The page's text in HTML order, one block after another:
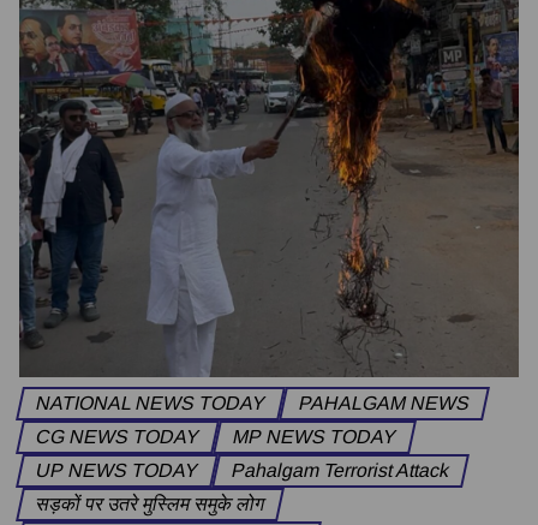
NATIONAL NEWS TODAY
PAHALGAM NEWS
CG NEWS TODAY
MP NEWS TODAY
UP NEWS TODAY
Pahalgam Terrorist Attack
सड़कों पर उतरे मुस्लिम समुके लोग